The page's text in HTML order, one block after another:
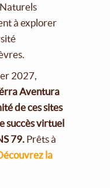
à explorer
2027,
Aventura
de ces sites
succès virtuel
79. Prêts à
la